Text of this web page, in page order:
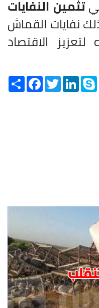
تثمين النفايات
نفايات القماش
الاقتصاد
Share FacebookTwitter